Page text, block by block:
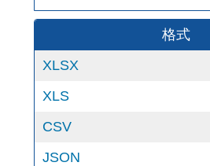
格式
XLSX
XLS
CSV
JSON